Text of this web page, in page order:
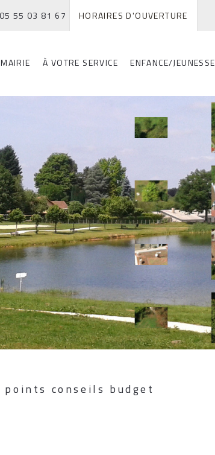
05 55 03 81 67 HORAIRES D'OUVERTURE
MAIRIE À VOTRE SERVICE ENFANCE/JEUNESSE
en Haute-Vienne
points conseils budget